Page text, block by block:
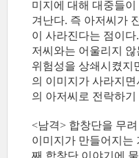
미지에 대해 대중들
겨난다. 즉 아저씨가
이 사라진다는 점이
저씨와는 어울리지 않
위험성을 상쇄시켰지
의 이미지가 사라지
의 아저씨로 전락하기
<남격> 합창단을 무
이미지가 만들어지는
째 합창단 이야기에